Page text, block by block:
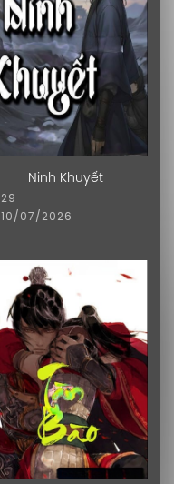
Ninh Khuyết
29
10/07/2026